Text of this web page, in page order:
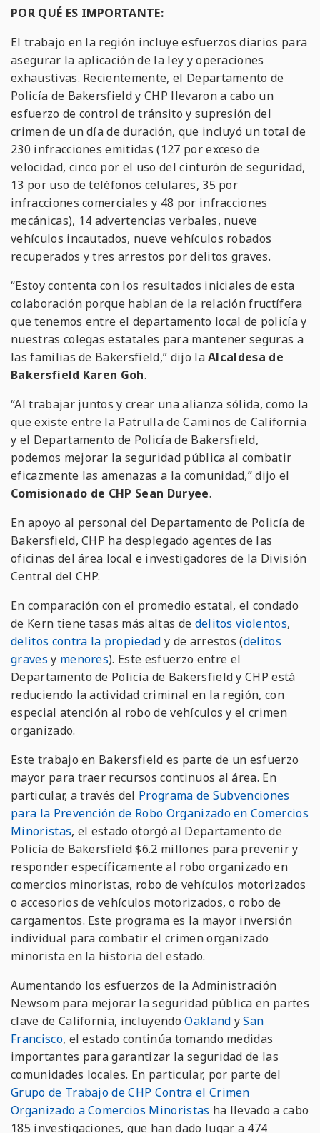
POR QUÉ ES IMPORTANTE:
El trabajo en la región incluye esfuerzos diarios para
asegurar la aplicación de la ley y operaciones
exhaustivas. Recientemente, el Departamento de
Policía de Bakersfield y CHP llevaron a cabo un
esfuerzo de control de tránsito y supresión del
crimen de un día de duración, que incluyó un total de
230 infracciones emitidas (127 por exceso de
velocidad, cinco por el uso del cinturón de seguridad,
13 por uso de teléfonos celulares, 35 por
infracciones comerciales y 48 por infracciones
mecánicas), 14 advertencias verbales, nueve
vehículos incautados, nueve vehículos robados
recuperados y tres arrestos por delitos graves.
“Estoy contenta con los resultados iniciales de esta
colaboración porque hablan de la relación fructífera
que tenemos entre el departamento local de policía y
nuestras colegas estatales para mantener seguras a
las familias de Bakersfield,” dijo laAlcaldesa de
Bakersfield Karen Goh.
“Al trabajar juntos y crear una alianza sólida, como la
que existe entre la Patrulla de Caminos de California
y el Departamento de Policía de Bakersfield,
podemos mejorar la seguridad pública al combatir
eficazmente las amenazas a la comunidad,” dijo el
Comisionado de CHP Sean Duryee.
En apoyo al personal del Departamento de Policía de
Bakersfield, CHP ha desplegado agentes de las
oficinas del área local e investigadores de la División
Central del CHP.
En comparación con el promedio estatal, el condado
de Kern tiene tasas más altas de delitos violentos,
delitos contra la propiedad y de arrestos (delitos
graves y menores). Este esfuerzo entre el
Departamento de Policía de Bakersfield y CHP está
reduciendo la actividad criminal en la región, con
especial atención al robo de vehículos y el crimen
organizado.
Este trabajo en Bakersfield es parte de un esfuerzo
mayor para traer recursos continuos al área. En
particular, a través del Programa de Subvenciones
para la Prevención de Robo Organizado en Comercios
Minoristas, el estado otorgó al Departamento de
Policía de Bakersfield $6.2 millones para prevenir y
responder específicamente al robo organizado en
comercios minoristas, robo de vehículos motorizados
o accesorios de vehículos motorizados, o robo de
cargamentos. Este programa es la mayor inversión
individual para combatir el crimen organizado
minorista en la historia del estado.
Aumentando los esfuerzos de la Administración
Newsom para mejorar la seguridad pública en partes
clave de California, incluyendoOakland ySan
Francisco, el estado continúa tomando medidas
importantes para garantizar la seguridad de las
comunidades locales. En particular, por parte del
Grupo de Trabajo de CHP Contra el Crimen
Organizado a Comercios Minoristas ha llevado a cabo
185 investigaciones, que han dado lugar a 474